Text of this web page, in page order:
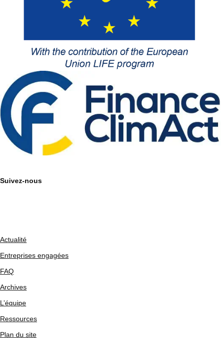
Suivez-nous
Actualité
Entreprises engagées
FAQ
Archives
L’équipe
Ressources
Plan du site